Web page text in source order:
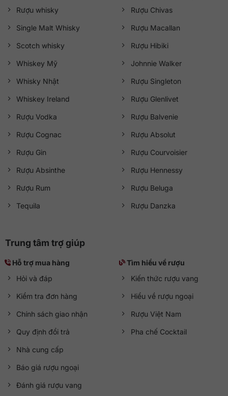
Rượu whisky
Single Malt Whisky
Scotch whisky
Whiskey Mỹ
Whisky Nhật
Whiskey Ireland
Rượu Vodka
Rượu Cognac
Rượu Gin
Rượu Absinthe
Rượu Rum
Tequila
Rượu Chivas
Rượu Macallan
Rượu Hibiki
Johnnie Walker
Rượu Singleton
Rượu Glenlivet
Rượu Balvenie
Rượu Absolut
Rượu Courvoisier
Rượu Hennessy
Rượu Beluga
Rượu Danzka
Trung tâm trợ giúp
Hỗ trợ mua hàng
Hỏi và đáp
Kiểm tra đơn hàng
Chính sách giao nhận
Quy định đổi trả
Nhà cung cấp
Báo giá rượu ngoại
Đánh giá rượu vang
Tìm hiểu về rượu
Kiến thức rượu vang
Hiểu về rượu ngoại
Rượu Việt Nam
Pha chế Cocktail